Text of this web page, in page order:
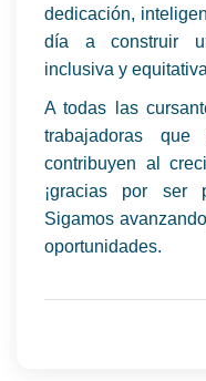
dedicación,
día a construir
inclusiva y
A todas las
trabajadoras
contribuyen al
¡gracias por ser
Sigamos
oportunidades.